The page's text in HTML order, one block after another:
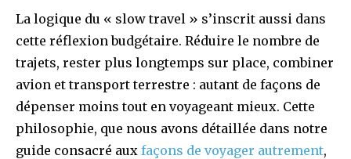
La logique du « slow travel » s’inscrit aussi dans
cette réflexion budgétaire. Réduire le nombre de
trajets, rester plus longtemps sur place, combiner
avion et transport terrestre : autant de façons de
dépenser moins tout en voyageant mieux. Cette
philosophie, que nous avons détaillée dans notre
guide consacré aux façons de voyager autrement,